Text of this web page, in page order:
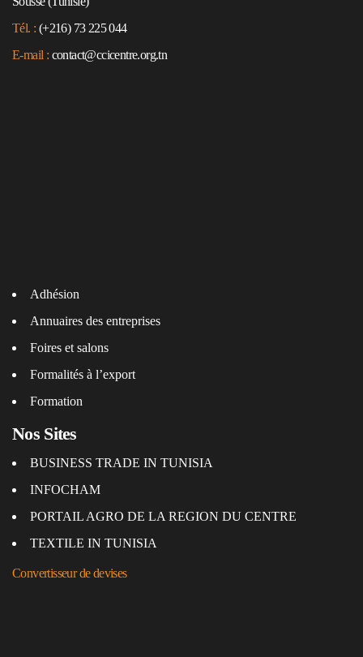
Tél. : (+216) 73 225 044
E-mail : contact@ccicentre.org.tn
Adhésion
Annuaires des entreprises
Foires et salons
Formalités à l’export
Formation
Nos Sites
BUSINESS TRADE IN TUNISIA
INFOCHAM
PORTAIL AGRO DE LA REGION DU CENTRE
TEXTILE IN TUNISIA
Convertisseur de devises